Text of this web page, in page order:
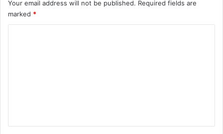
Your email address will not be published. Required fields are
marked *